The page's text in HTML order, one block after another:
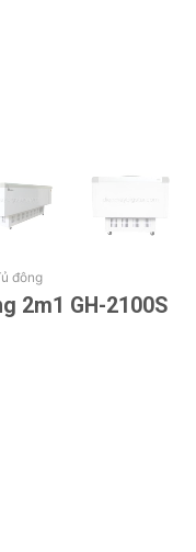
đông
2m1 GH-2100S